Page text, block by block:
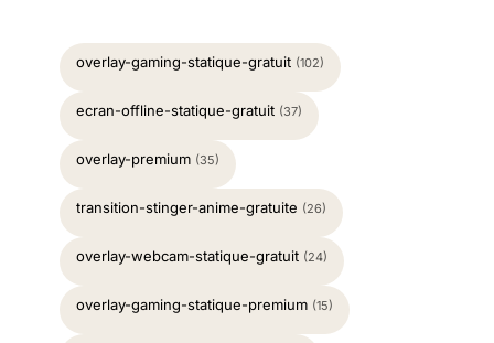
overlay-gaming-statique-gratuit (102)
ecran-offline-statique-gratuit (37)
overlay-premium (35)
transition-stinger-anime-gratuite (26)
overlay-webcam-statique-gratuit (24)
overlay-gaming-statique-premium (15)